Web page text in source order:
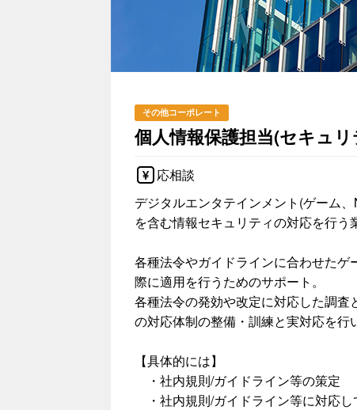
その他コーポレート
個人情報保護担当(セキュ
応相談
デジタルエンタテインメント(ゲーム
を含む情報セキュリティの対応を行う
各種法令やガイドラインに合わせた
際に適用を行うためのサポート。
各種法令の発効や改定に対応した調
の対応体制の整備・訓練と実対応を行
【具体的には】
・社内規則/ガイドライン等の策定
・社内規則/ガイドライン等に対応